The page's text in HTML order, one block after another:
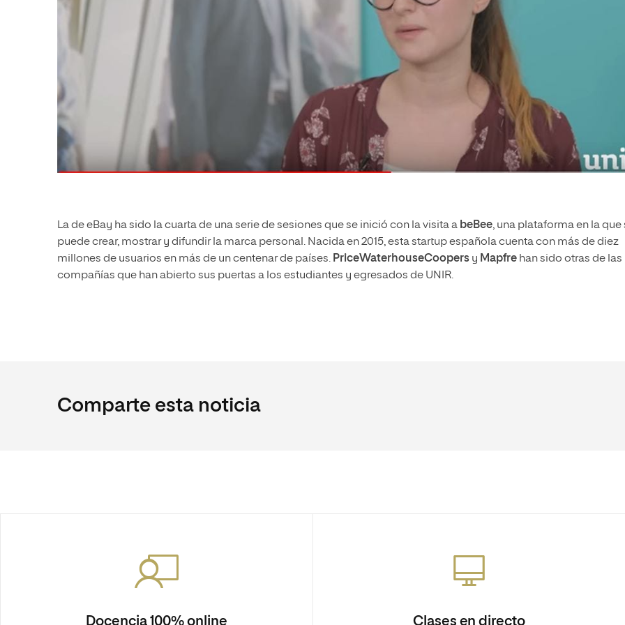
La de eBay ha sido la cuarta de una serie de sesiones que se inició con la visita a beBee, una plataforma en la que
puede crear, mostrar y difundir la marca personal. Nacida en 2015, esta startup española cuenta con más de diez
millones de usuarios en más de un centenar de países. PriceWaterhouseCoopers y Mapfre han sido otras de las
compañías que han abierto sus puertas a los estudiantes y egresados de UNIR.
Comparte esta noticia
Docencia 100% online Clases en directo